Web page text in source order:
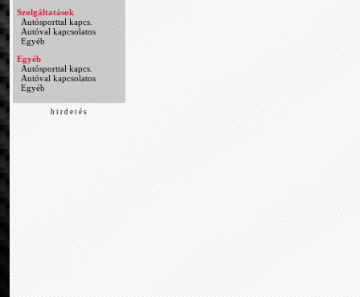
Szolgáltatások
Autósporttal kapcs.
Autóval kapcsolatos
Egyéb
Egyéb
Autósporttal kapcs.
Autóval kapcsolatos
Egyéb
h i r d e t é s